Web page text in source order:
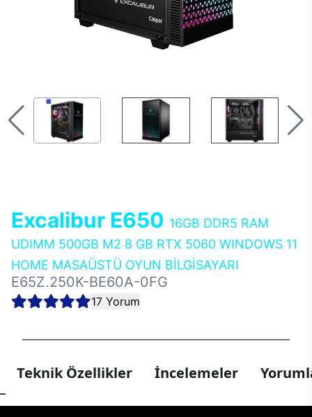
Excalibur E650 16GB DDR5 RAM
UDIMM 500GB M2 8 GB RTX 5060 WINDOWS 11
HOME MASAÜSTÜ OYUN BİLGİSAYARI
E65Z.250K-BE60A-0FG
17 Yorum
Teknik Özellikler İncelemeler